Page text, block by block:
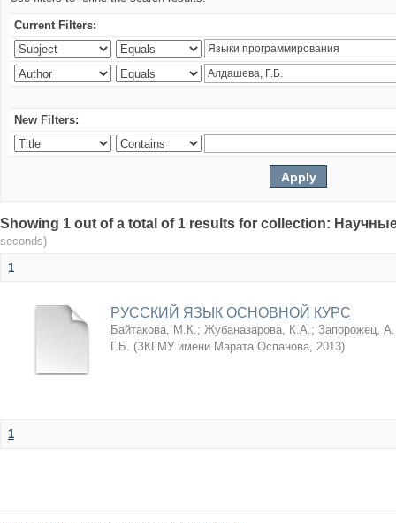
Current Filters:
New Filters:
Showing 1 out of a total of 1 results for collection:
seconds)
1
РУССКИЙ ЯЗЫК ОСНОВНОЙ КУРС
Байтакова, М.К.; Жубаназарова, К.А.; Запорожец,
Г.Б. (ЗКГМУ имени Марата Оспанова, 2013)
1